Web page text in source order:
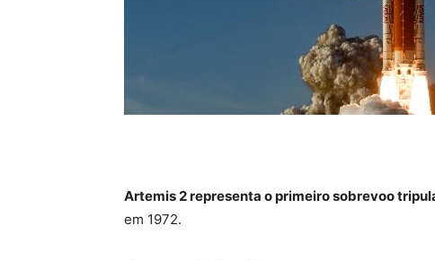
Artemis 2 representa o primeiro sobrevoo
em 1972.